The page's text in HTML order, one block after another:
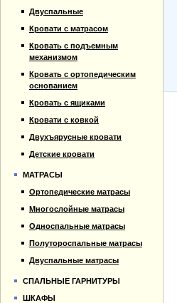
Двуспальные
Кровати с матрасом
Кровать с подъемным
механизмом
Кровать с ортопедическим
основанием
Кровать с ящиками
Кровати с ковкой
Двухъярусные кровати
Детские кровати
МАТРАСЫ
Ортопедические матрасы
Многослойные матрасы
Односпальные матрасы
Полутороспальные матрасы
Двуспальные матрасы
СПАЛЬНЫЕ ГАРНИТУРЫ
ШКАФЫ
Прайс-лист
Контакты